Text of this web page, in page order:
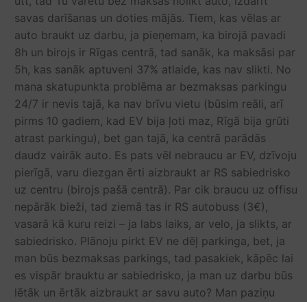
savas darīšanas un doties mājās. Tiem, kas vēlas ar
auto braukt uz darbu, ja pieņemam, ka birojā pavadi
8h un birojs ir Rīgas centrā, tad sanāk, ka maksāsi par
5h, kas sanāk aptuveni 37% atlaide, kas nav slikti. No
mana skatupunkta problēma ar bezmaksas parkingu
24/7 ir nevis tajā, ka nav brīvu vietu (būsim reāli, arī
pirms 10 gadiem, kad EV bija ļoti maz, Rīgā bija grūti
atrast parkingu), bet gan tajā, ka centrā parādās
daudz vairāk auto. Es pats vēl nebraucu ar EV, dzīvoju
pierīgā, varu diezgan ērti aizbraukt ar RS sabiedrisko
uz centru (birojs pašā centrā). Par cik braucu uz offisu
nepārāk bieži, tad ziemā tas ir RS autobuss (3€),
vasarā kā kuru reizi – ja labs laiks, ar velo, ja slikts, ar
sabiedrisko. Plānoju pirkt EV ne dēļ parkinga, bet, ja
man būs bezmaksas parkings, tad pasakiek, kāpēc lai
es vispār brauktu ar sabiedrisko, ja man uz darbu būs
lētāk un ērtāk aizbraukt ar savu auto? Man paziņu